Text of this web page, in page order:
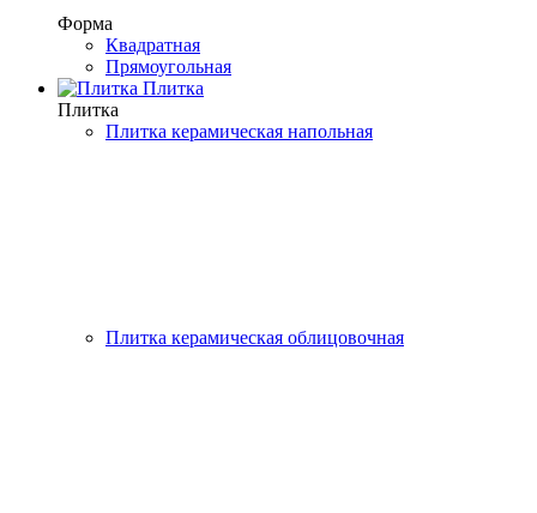
Форма
Квадратная
Прямоугольная
Плитка
Плитка
Плитка керамическая напольная
Плитка керамическая облицовочная